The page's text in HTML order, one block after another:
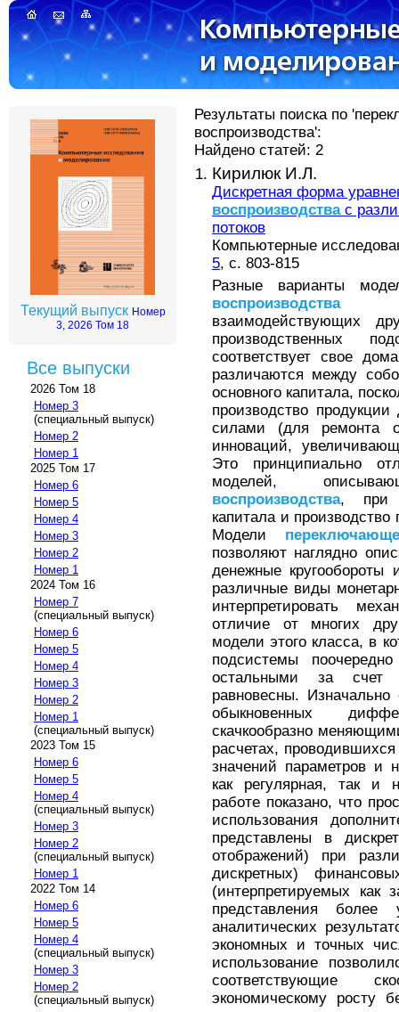
Текущий выпуск Номер
3, 2026 Том 18
Все выпуски
2026 Том 18
Номер 3
(специальный выпуск)
Номер 2
Номер 1
2025 Том 17
Номер 6
Номер 5
Номер 4
Номер 3
Номер 2
Номер 1
2024 Том 16
Номер 7
(специальный выпуск)
Номер 6
Номер 5
Номер 4
Номер 3
Номер 2
Номер 1
(специальный выпуск)
2023 Том 15
Номер 6
Номер 5
Номер 4
(специальный выпуск)
Номер 3
Номер 2
(специальный выпуск)
Номер 1
2022 Том 14
Номер 6
Номер 5
Номер 4
(специальный выпуск)
Номер 3
Номер 2
(специальный выпуск)
Результаты поиска по
воспроизводства':
Найдено статей: 2
Кирилюк И.Л.
Дискретная форма
воспроизводствас
потоков
Компьютерные
5, с. 803-815
Разные варианты
воспроизводства
взаимодействующих
производственных
соответствует свое
различаются между
основного капитала,
производство
силами (для ремонта
инноваций,
Это принципиально
моделей,
воспроизводства, при
капитала и
Модели
позволяют наглядно
денежные кругообороты
различные виды
интерпретировать
отличие от многих
модели этого класса, в
подсистемы
остальными за счет
равновесны.
обыкновенных
скачкообразно
расчетах,
значений параметров и
как регулярная, так и
работе показано, что
использования
представлены в
отображений) при
дискретных)
(интерпретируемых
представления более
аналитических
экономных и точных
использование
соответствующие
экономическому росту